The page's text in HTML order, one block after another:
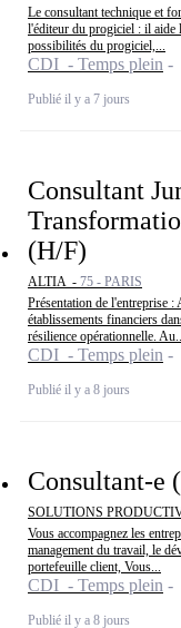
Le consultant technique et
l'éditeur du progiciel : il aide
possibilités du progiciel,...
CDI - Temps plein
Publié il y a 7 jours
Consultant
(H/F)
ALTIA - 75 - PARIS
Présentation de l'entreprise :
établissements financiers
résilience opérationnelle. Au...
CDI - Temps plein
Publié il y a 8 jours
Consultant-e
SOLUTIONS
Vous accompagnez les
management du travail, le
portefeuille client, Vous...
CDI - Temps plein
Publié il y a 8 jours